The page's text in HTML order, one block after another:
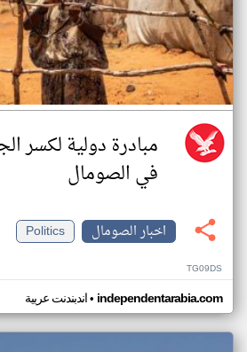
مبادرة دولية لكسر
في الصومال
اخبار الصومال
Politics
TG09DS
اندبندنت عربية• independentarabia.com